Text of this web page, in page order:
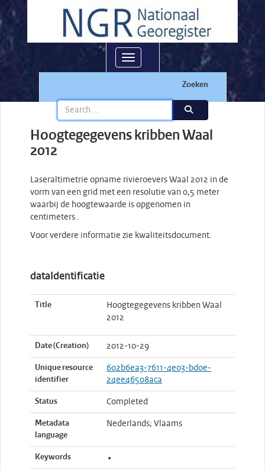
Toggle navigation
Zoeken
Hoogtegegevens kribben Waal
2012
Laseraltimetrie opname rivieroevers Waal 2012 in de
vorm van een grid met een resolutie van 0,5 meter
waarbij de hoogtewaarde is opgenomen in
centimeters .
Voor verdere informatie zie kwaliteitsdocument.
dataIdentificatie
Title
Hoogtegegevens kribben Waal
2012
Date (Creation) 2012-10-29
Unique resource
identifier
602b6ea3-7611-4e03-bd0e-
24ee46508aca
Status Completed
Metadata
language
Nederlands; Vlaams
Keywords